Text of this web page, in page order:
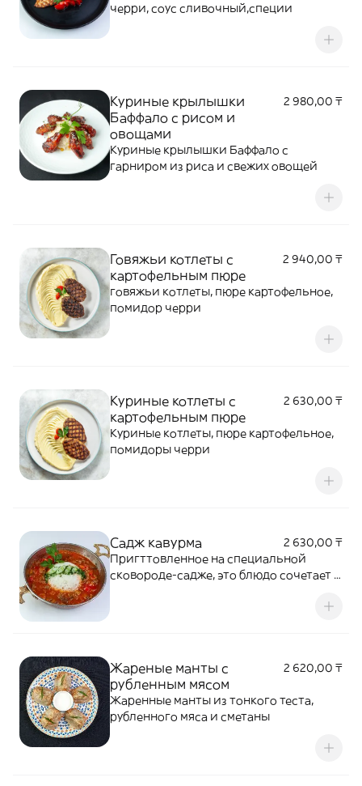
черри, соус сливочный,специи
Куриные крылышки
Баффало с рисом и
овощами
2 980,00 ₸
Куриные крылышки Баффало с
гарниром из риса и свежих овощей
Говяжьи котлеты с
картофельным пюре
2 940,00 ₸
говяжьи котлеты, пюре картофельное,
помидор черри
Куриные котлеты с
картофельным пюре
2 630,00 ₸
Куриные котлеты, пюре картофельное,
помидоры черри
Садж кавурма
2 630,00 ₸
Пригттовленное на специальной
сковороде-садже, это блюдо сочетает в
пропитанного специями и травами, с
Жареные манты с
рубленным мясом
2 620,00 ₸
Жаренные манты из тонкого теста,
рубленного мяса и сметаны